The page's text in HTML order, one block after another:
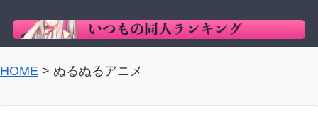
HOME > ぬるぬるアニメ